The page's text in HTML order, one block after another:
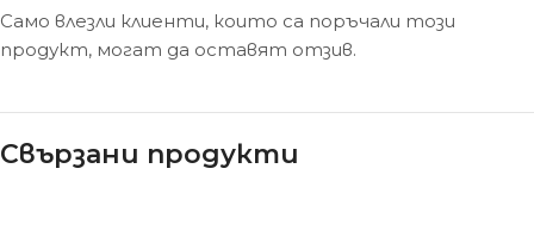
Само влезли клиенти, които са поръчали този
продукт, могат да оставят отзив.
Свързани продукти